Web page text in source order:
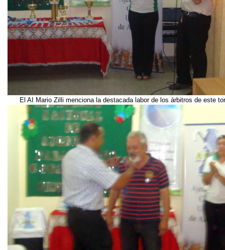
El AI Mario Zilli menciona la destacada labor de los árbitros de este